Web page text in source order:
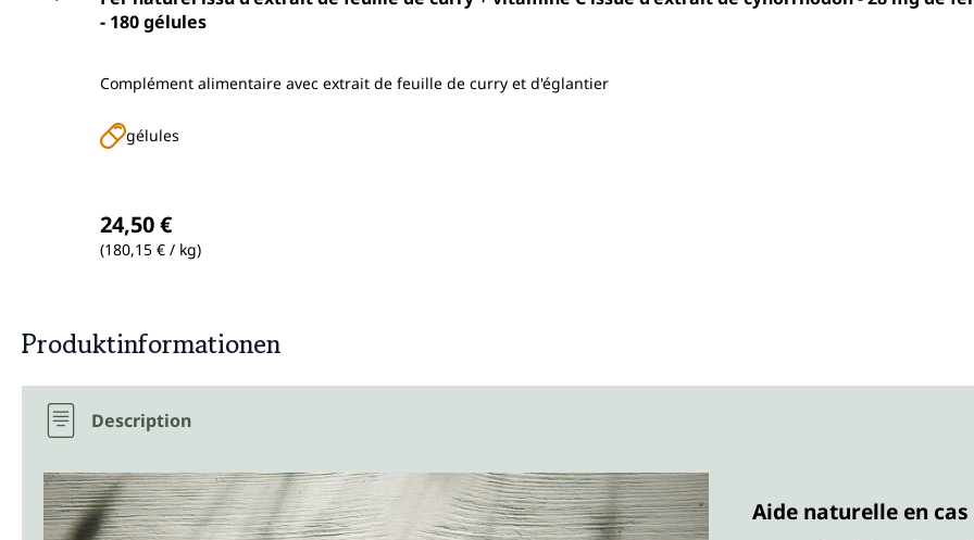
- 180 gélules
Complément alimentaire avec extrait de feuille de curry et d'églantier
gélules
24,50 €
(180,15 € / kg)
Produktinformationen
Description
Aide naturelle en